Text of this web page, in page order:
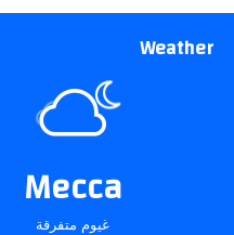
Weather
Mecca
غيوم متفرقة